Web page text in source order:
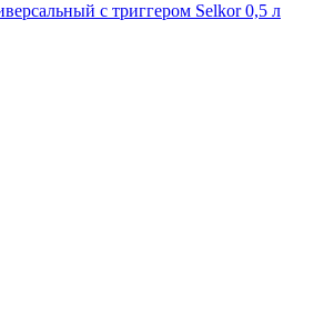
с триггером Selkor 0,5 л